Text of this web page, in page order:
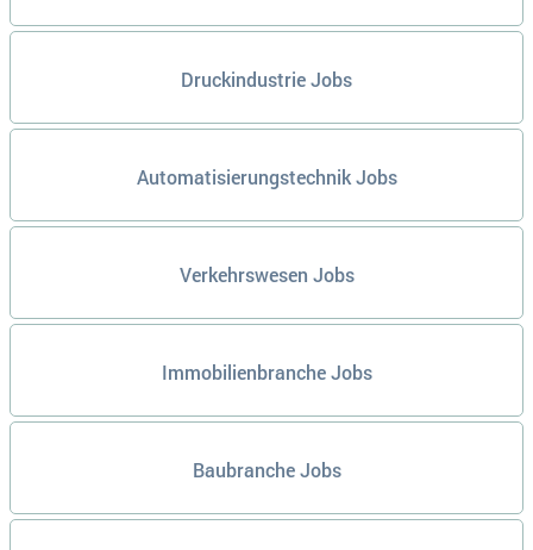
Druckindustrie Jobs
Automatisierungstechnik Jobs
Verkehrswesen Jobs
Immobilienbranche Jobs
Baubranche Jobs